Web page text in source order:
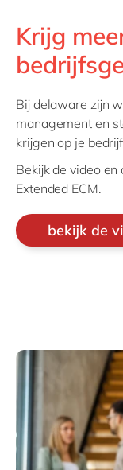
Krijg
Bij delaware zijn
management en
krijgen op je
Bekijk de video
Extended ECM.
bekijk de